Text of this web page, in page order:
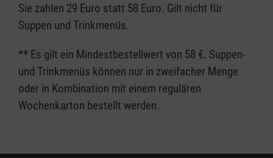
Sie zahlen 29 Euro statt 58 Euro. Gilt nicht für
Suppen und Trinkmenüs.
** Es gilt ein Mindestbestellwert von 58 €. Suppen-
und Trinkmenüs können nur in zweifacher Menge
oder in Kombination mit einem regulären
Wochenkarton bestellt werden.